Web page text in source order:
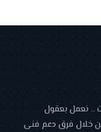
.. نعمل بعقول
خلال فرق دعم فنى